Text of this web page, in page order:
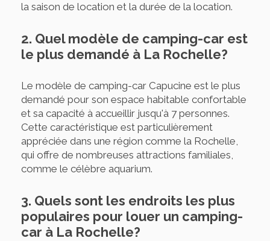
la saison de location et la durée de la location.
2. Quel modèle de camping-car est
le plus demandé à La Rochelle?
Le modèle de camping-car Capucine est le plus
demandé pour son espace habitable confortable
et sa capacité à accueillir jusqu'à 7 personnes.
Cette caractéristique est particulièrement
appréciée dans une région comme la Rochelle,
qui offre de nombreuses attractions familiales,
comme le célèbre aquarium.
3. Quels sont les endroits les plus
populaires pour louer un camping-
car à La Rochelle?